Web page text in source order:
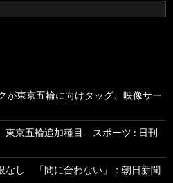
が東京五輪に向けタッグ、映像サー
京五輪追加種目 – スポーツ : 日刊
なし 「間に合わない」：朝日新聞